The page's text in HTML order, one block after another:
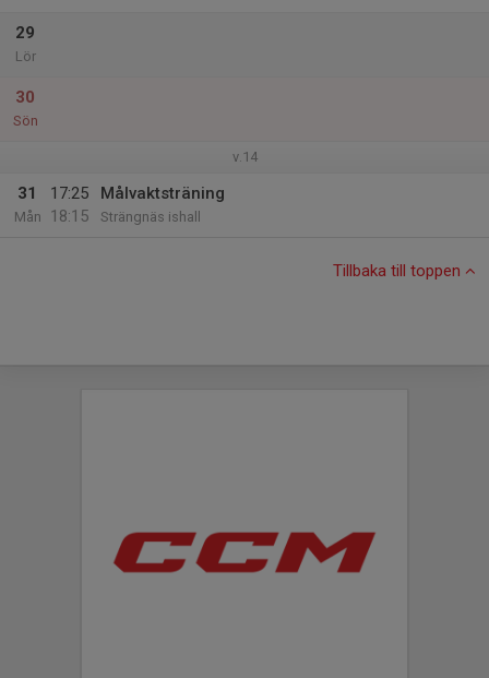
29
Lör
30
Sön
v.14
31
Mån
17:25
18:15
Målvaktsträning
Strängnäs ishall
Tillbaka till toppen